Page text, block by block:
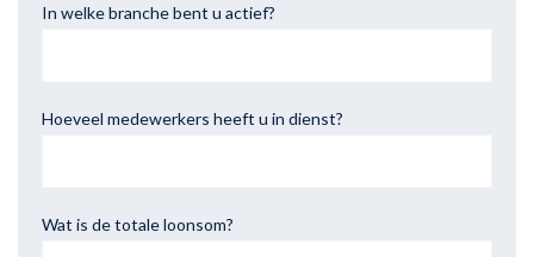
In welke branche bent u actief?
Hoeveel medewerkers heeft u in dienst?
Wat is de totale loonsom?